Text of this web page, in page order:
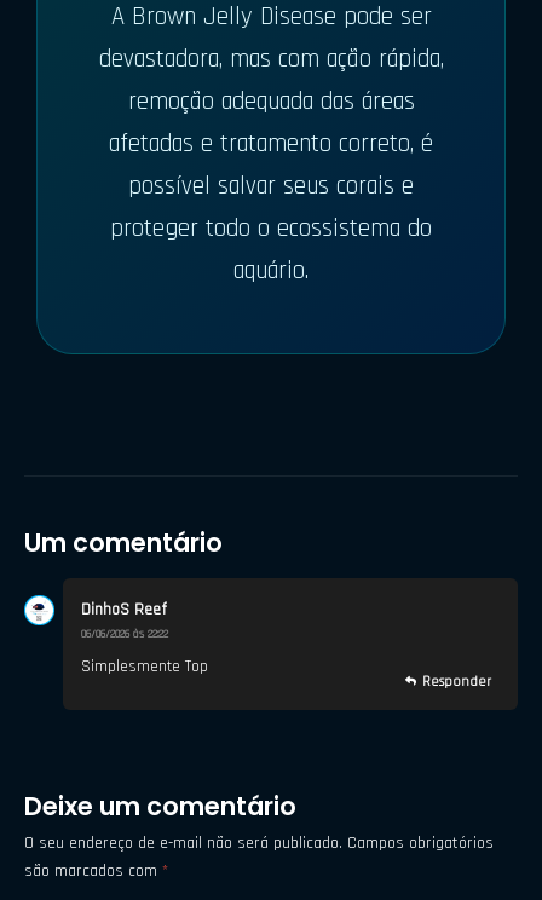
A Brown Jelly Disease pode ser
devastadora, mas com ação rápida,
remoção adequada das áreas
afetadas e tratamento correto, é
possível salvar seus corais e
proteger todo o ecossistema do
aquário.
Um comentário
DinhoS Reef
06/06/2026 às 22:22
Simplesmente Top
Responder
Deixe um comentário
O seu endereço de e-mail não será publicado. Campos obrigatórios
são marcados com *